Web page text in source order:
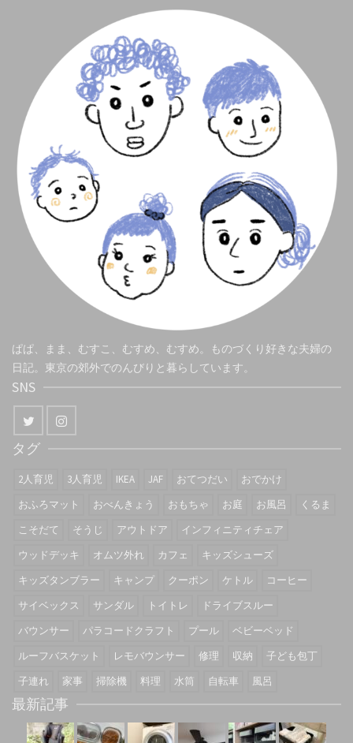
ぱぱ、まま、むすこ、むすめ、むすめ。ものづくり好きな夫婦の
日記。東京の郊外でのんびりと暮らしています。
SNS
タグ
2人育児 3人育児 IKEA JAF おてつだい
おでかけ
おふろマット
おべんきょう おもちゃ お庭 お風呂
くるま
こそだて
そうじ アウトドア
インフィニティチェア
ウッドデッキ
オムツ外れ カフェ
キッズシューズ
キッズタンブラー
キャンプ クーポン ケトル
コーヒー
サイベックス
サンダル トイトレ
ドライブスルー
バウンサー
パラコードクラフト プール
ベビーベッド
ルーフバスケット
レモバウンサー 修理 収納
子ども包丁
子連れ
家事 掃除機 料理 水筒 自転車 風呂
最新記事